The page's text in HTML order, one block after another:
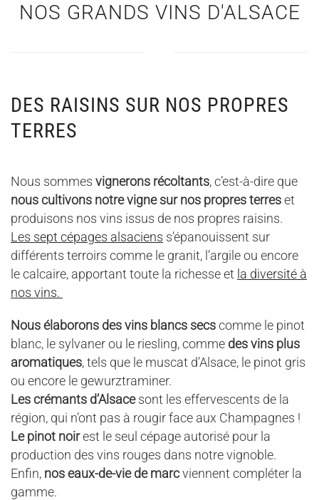
NOS GRANDS VINS D'ALSACE
DES RAISINS SUR NOS PROPRES
TERRES
Nous sommes vignerons récoltants, c’est-à-dire que
nous cultivons notre vigne sur nos propres terres et
produisons nos vins issus de nos propres raisins.
Les sept cépages alsaciens s'épanouissent sur
différents terroirs comme le granit, l’argile ou encore
le calcaire, apportant toute la richesse et la diversité à
nos vins.
Nous élaborons des vins blancs secs comme le pinot
blanc, le sylvaner ou le riesling, comme des vins plus
aromatiques, tels que le muscat d’Alsace, le pinot gris
ou encore le gewurztraminer.
Les crémants d’Alsacesont les effervescents de la
région, qui n’ont pas à rougir face aux Champagnes !
Le pinot noirest le seul cépage autorisé pour la
production des vins rouges dans notre vignoble.
Enfin, nos eaux-de-vie de marcviennent compléter la
gamme.